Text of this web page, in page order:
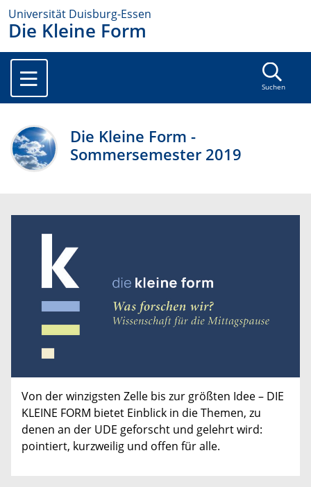
Universität Duisburg-Essen
Die Kleine Form
Suchen
Die Kleine Form -
Sommersemester 2019
Von der winzigsten Zelle bis zur größten Idee – DIE
KLEINE FORM bietet Einblick in die Themen, zu
denen an der UDE geforscht und gelehrt wird:
pointiert, kurzweilig und offen für alle.